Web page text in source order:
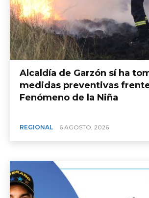
Alcaldía de Garzón sí ha
medidas preventivas
Fenómeno de la Niña
REGIONAL 6 AGOSTO, 2026